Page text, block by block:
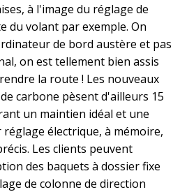
à l'image du réglage de
du volant par exemple. On
de bord austère et pas
on est tellement bien assis
la route ! Les nouveaux
carbone pèsent d'ailleurs 15
un maintien idéal et une
électrique, à mémoire,
Les clients peuvent
des baquets à dossier fixe
de colonne de direction